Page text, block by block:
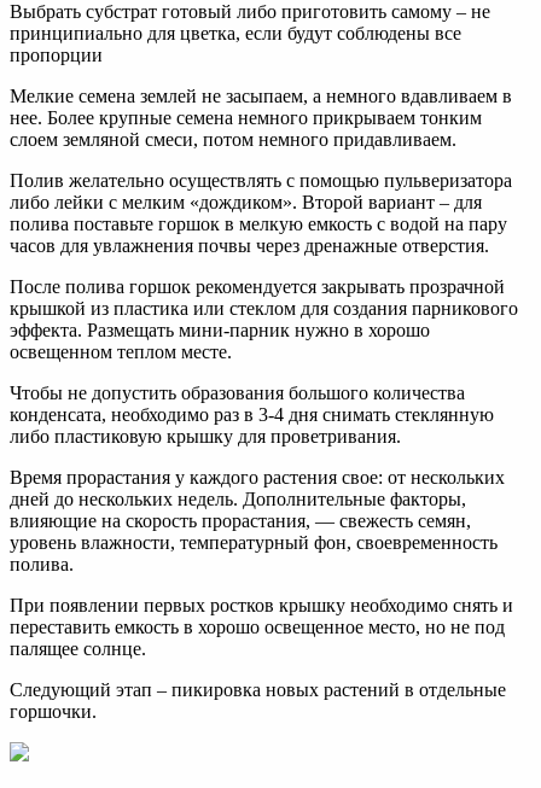
Выбрать субстрат готовый либо приготовить самому – не
принципиально для цветка, если будут соблюдены все
пропорции
Мелкие семена землей не засыпаем, а немного вдавливаем в
нее. Более крупные семена немного прикрываем тонким
слоем земляной смеси, потом немного придавливаем.
Полив желательно осуществлять с помощью пульверизатора
либо лейки с мелким «дождиком». Второй вариант – для
полива поставьте горшок в мелкую емкость с водой на пару
часов для увлажнения почвы через дренажные отверстия.
После полива горшок рекомендуется закрывать прозрачной
крышкой из пластика или стеклом для создания парникового
эффекта. Размещать мини-парник нужно в хорошо
освещенном теплом месте.
Чтобы не допустить образования большого количества
конденсата, необходимо раз в 3-4 дня снимать стеклянную
либо пластиковую крышку для проветривания.
Время прорастания у каждого растения свое: от нескольких
дней до нескольких недель. Дополнительные факторы,
влияющие на скорость прорастания, — свежесть семян,
уровень влажности, температурный фон, своевременность
полива.
При появлении первых ростков крышку необходимо снять и
переставить емкость в хорошо освещенное место, но не под
палящее солнце.
Следующий этап – пикировка новых растений в отдельные
горшочки.